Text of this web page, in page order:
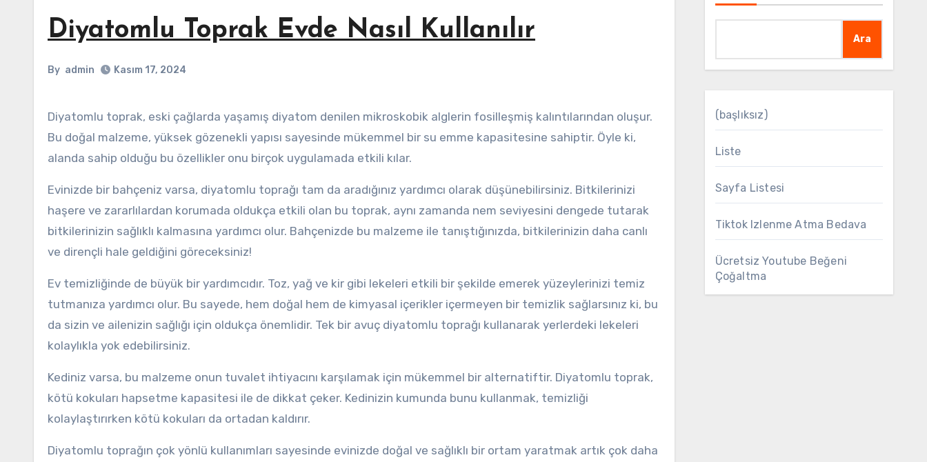
Diyatomlu Toprak Evde Nasıl Kullanılır
By admin Kasım 17, 2024
Diyatomlu toprak, eski çağlarda yaşamış diyatom denilen mikroskobik alglerin fosilleşmiş kalıntılarından oluşur.
Bu doğal malzeme, yüksek gözenekli yapısı sayesinde mükemmel bir su emme kapasitesine sahiptir. Öyle ki,
alanda sahip olduğu bu özellikler onu birçok uygulamada etkili kılar.
Evinizde bir bahçeniz varsa, diyatomlu toprağı tam da aradığınız yardımcı olarak düşünebilirsiniz. Bitkilerinizi
haşere ve zararlılardan korumada oldukça etkili olan bu toprak, aynı zamanda nem seviyesini dengede tutarak
bitkilerinizin sağlıklı kalmasına yardımcı olur. Bahçenizde bu malzeme ile tanıştığınızda, bitkilerinizin daha canlı
ve dirençli hale geldiğini göreceksiniz!
Ev temizliğinde de büyük bir yardımcıdır. Toz, yağ ve kir gibi lekeleri etkili bir şekilde emerek yüzeylerinizi temiz
tutmanıza yardımcı olur. Bu sayede, hem doğal hem de kimyasal içerikler içermeyen bir temizlik sağlarsınız ki, bu
da sizin ve ailenizin sağlığı için oldukça önemlidir. Tek bir avuç diyatomlu toprağı kullanarak yerlerdeki lekeleri
kolaylıkla yok edebilirsiniz.
Kediniz varsa, bu malzeme onun tuvalet ihtiyacını karşılamak için mükemmel bir alternatiftir. Diyatomlu toprak,
kötü kokuları hapsetme kapasitesi ile de dikkat çeker. Kedinizin kumunda bunu kullanmak, temizliği
kolaylaştırırken kötü kokuları da ortadan kaldırır.
Diyatomlu toprağın çok yönlü kullanımları sayesinde evinizde doğal ve sağlıklı bir ortam yaratmak artık çok daha
Ara
(başlıksız)
Liste
Sayfa Listesi
Tiktok Izlenme Atma Bedava
Ücretsiz Youtube Beğeni
Çoğaltma